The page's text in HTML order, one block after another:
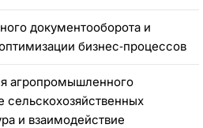
документооборота и
бизнес‑процессов
агропромышленного
сельскохозяйственных
и взаимодействие